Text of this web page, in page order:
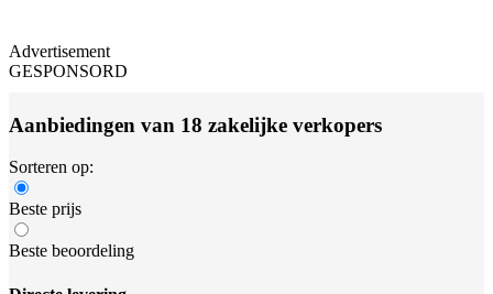
Advertisement
GESPONSORD
Aanbiedingen van 18 zakelijke verkopers
Sorteren op:
Beste prijs
Beste beoordeling